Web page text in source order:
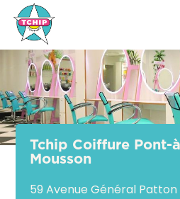
Tchip Coiffure Pont-
Mousson
59 Avenue Général Patton